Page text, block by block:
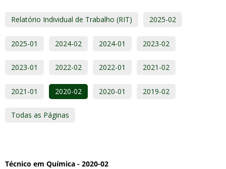
Relatório Individual de Trabalho (RIT) 2025-02
2025-01 2024-02 2024-01 2023-02
2023-01 2022-02 2022-01 2021-02
2021-01 2020-02 2020-01 2019-02
Todas as Páginas
Técnico em Química - 2020-02